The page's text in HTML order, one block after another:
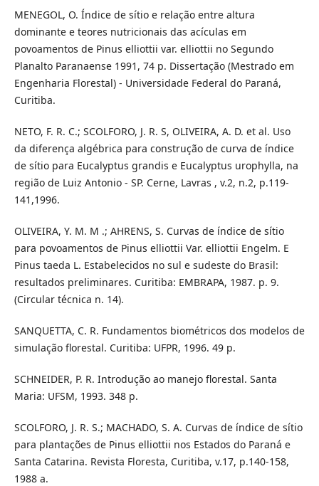
MENEGOL, O. Índice de sítio e relação entre altura
dominante e teores nutricionais das acículas em
povoamentos de Pinus elliottii var. elliottii no Segundo
Planalto Paranaense 1991, 74 p. Dissertação (Mestrado em
Engenharia Florestal) - Universidade Federal do Paraná,
Curitiba.
NETO, F. R. C.; SCOLFORO, J. R. S, OLIVEIRA, A. D. et al. Uso
da diferença algébrica para construção de curva de índice
de sítio para Eucalyptus grandis e Eucalyptus urophylla, na
região de Luiz Antonio - SP. Cerne, Lavras , v.2, n.2, p.119-
141,1996.
OLIVEIRA, Y. M. M .; AHRENS, S. Curvas de índice de sítio
para povoamentos de Pinus elliottii Var. elliottii Engelm. E
Pinus taeda L. Estabelecidos no sul e sudeste do Brasil:
resultados preliminares. Curitiba: EMBRAPA, 1987. p. 9.
(Circular técnica n. 14).
SANQUETTA, C. R. Fundamentos biométricos dos modelos de
simulação florestal. Curitiba: UFPR, 1996. 49 p.
SCHNEIDER, P. R. Introdução ao manejo florestal. Santa
Maria: UFSM, 1993. 348 p.
SCOLFORO, J. R. S.; MACHADO, S. A. Curvas de índice de sítio
para plantações de Pinus elliottii nos Estados do Paraná e
Santa Catarina. Revista Floresta, Curitiba, v.17, p.140-158,
1988 a.